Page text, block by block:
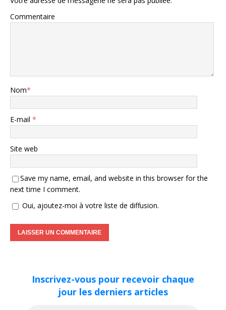
Commentaire
Nom*
E-mail *
Site web
Save my name, email, and website in this browser for the
next time I comment.
Oui, ajoutez-moi à votre liste de diffusion.
Inscrivez-vous pour recevoir chaque
jour les derniers articles